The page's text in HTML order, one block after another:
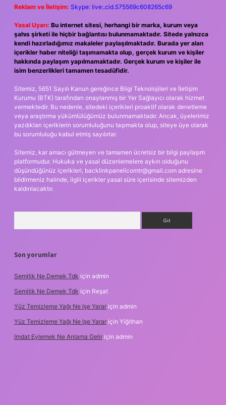
Reklam ve İletişim: Skype: live:.cid.575569c608265c69
Yasal Uyarı: Bu internet sitesi, herhangi bir marka, kurum veya
şahıs şirketi ile hiçbir bağlantısı bulunmamaktadır. Sitede yalnızca
kendi hazırladığımız makaleler paylaşılmaktadır. Burada yer alan
içerikler haber niteliği taşımamakta olup, gerçek kurum ve kişiler
hakkında paylaşım yapılmamaktadır. Gerçek kurum ve kişiler ile
isim benzerlikleri tamamen tesadüfidir.
Sitemiz, 5651 Sayılı Kanun gereğince Bilgi Teknolojileri ve İletişim
Kurumu (BTK) tarafından onaylanmış bir Yer Sağlayıcı olarak hizmet
vermektedir. Bu nedenle, sitedeki içerikleri proaktif olarak denetleme
veya araştırma yükümlülüğümüz bulunmamaktadır. Ancak, üyelerimiz
yazdıkları içeriklerin sorumluluğunu taşımakta olup, siteye üye olarak
bu sorumluluğu kabul etmiş sayılırlar.
Sitemiz, kar amacı gütmeyen ve tamamen ücretsiz bir bilgi paylaşım
platformudur. Hukuka ve yasal düzenlemelere aykırı olduğunu
düşündüğünüz içerikleri, backlinkpanelicomtr@gmail.com adresine
bildirmeniz halinde, ilgili içerikler yasal süre içerisinde sitemizden
kaldırılacaktır.
Son yorumlar
Semitik Ne Demek Tdk için admin
Semitik Ne Demek Tdk için Reşat
Yüz Temizleme Yağı Ne Işe Yarar için admin
Yüz Temizleme Yağı Ne Işe Yarar için Yiğithan
Imdat Eylemek Ne Anlama Gelir için admin